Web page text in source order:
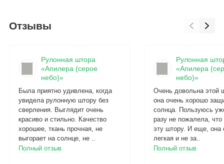
Отзывы
Рулонная штора
«Апилера (серое
небо)»
Была приятно удивлена, когда
увидела рулонную штору без
сверления. Выглядит очень
красиво и стильно. Качество
хорошее, ткань прочная, не
выгорает на солнце, не ..
Полный отзыв
Рулонная
«Апилера
небо)»
Очень довольна этой
она очень хорошо
солнца. Пользуюсь
разу не пожалела, что
эту штору. И еще, она
легкая и не за..
Полный отзыв